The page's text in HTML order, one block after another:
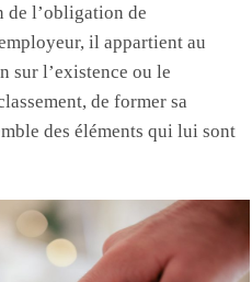
de l’obligation de
il appartient au
sur l’existence ou le
de former sa
des éléments qui lui sont